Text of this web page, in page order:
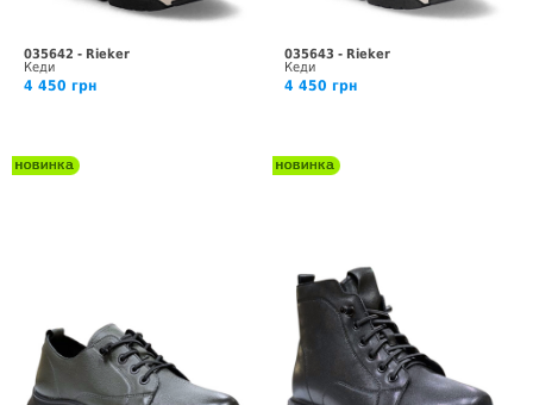
035642 - Rieker
Кеди
4 450 грн
035643 - Rieker
Кеди
4 450 грн